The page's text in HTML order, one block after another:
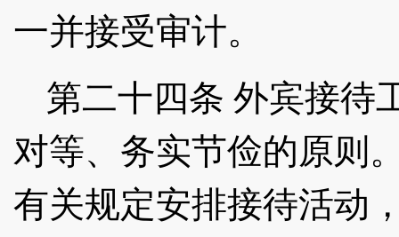
一并接受审计。
第二十四条 外宾接待
对等、务实节俭的原则
有关规定安排接待活动